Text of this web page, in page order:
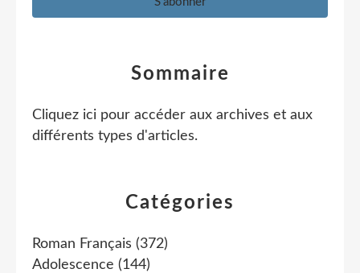
Catégories
Roman Français (372)
Adolescence (144)
Sommaire
Cliquez ici pour accéder aux archives et aux
différents types d'articles.